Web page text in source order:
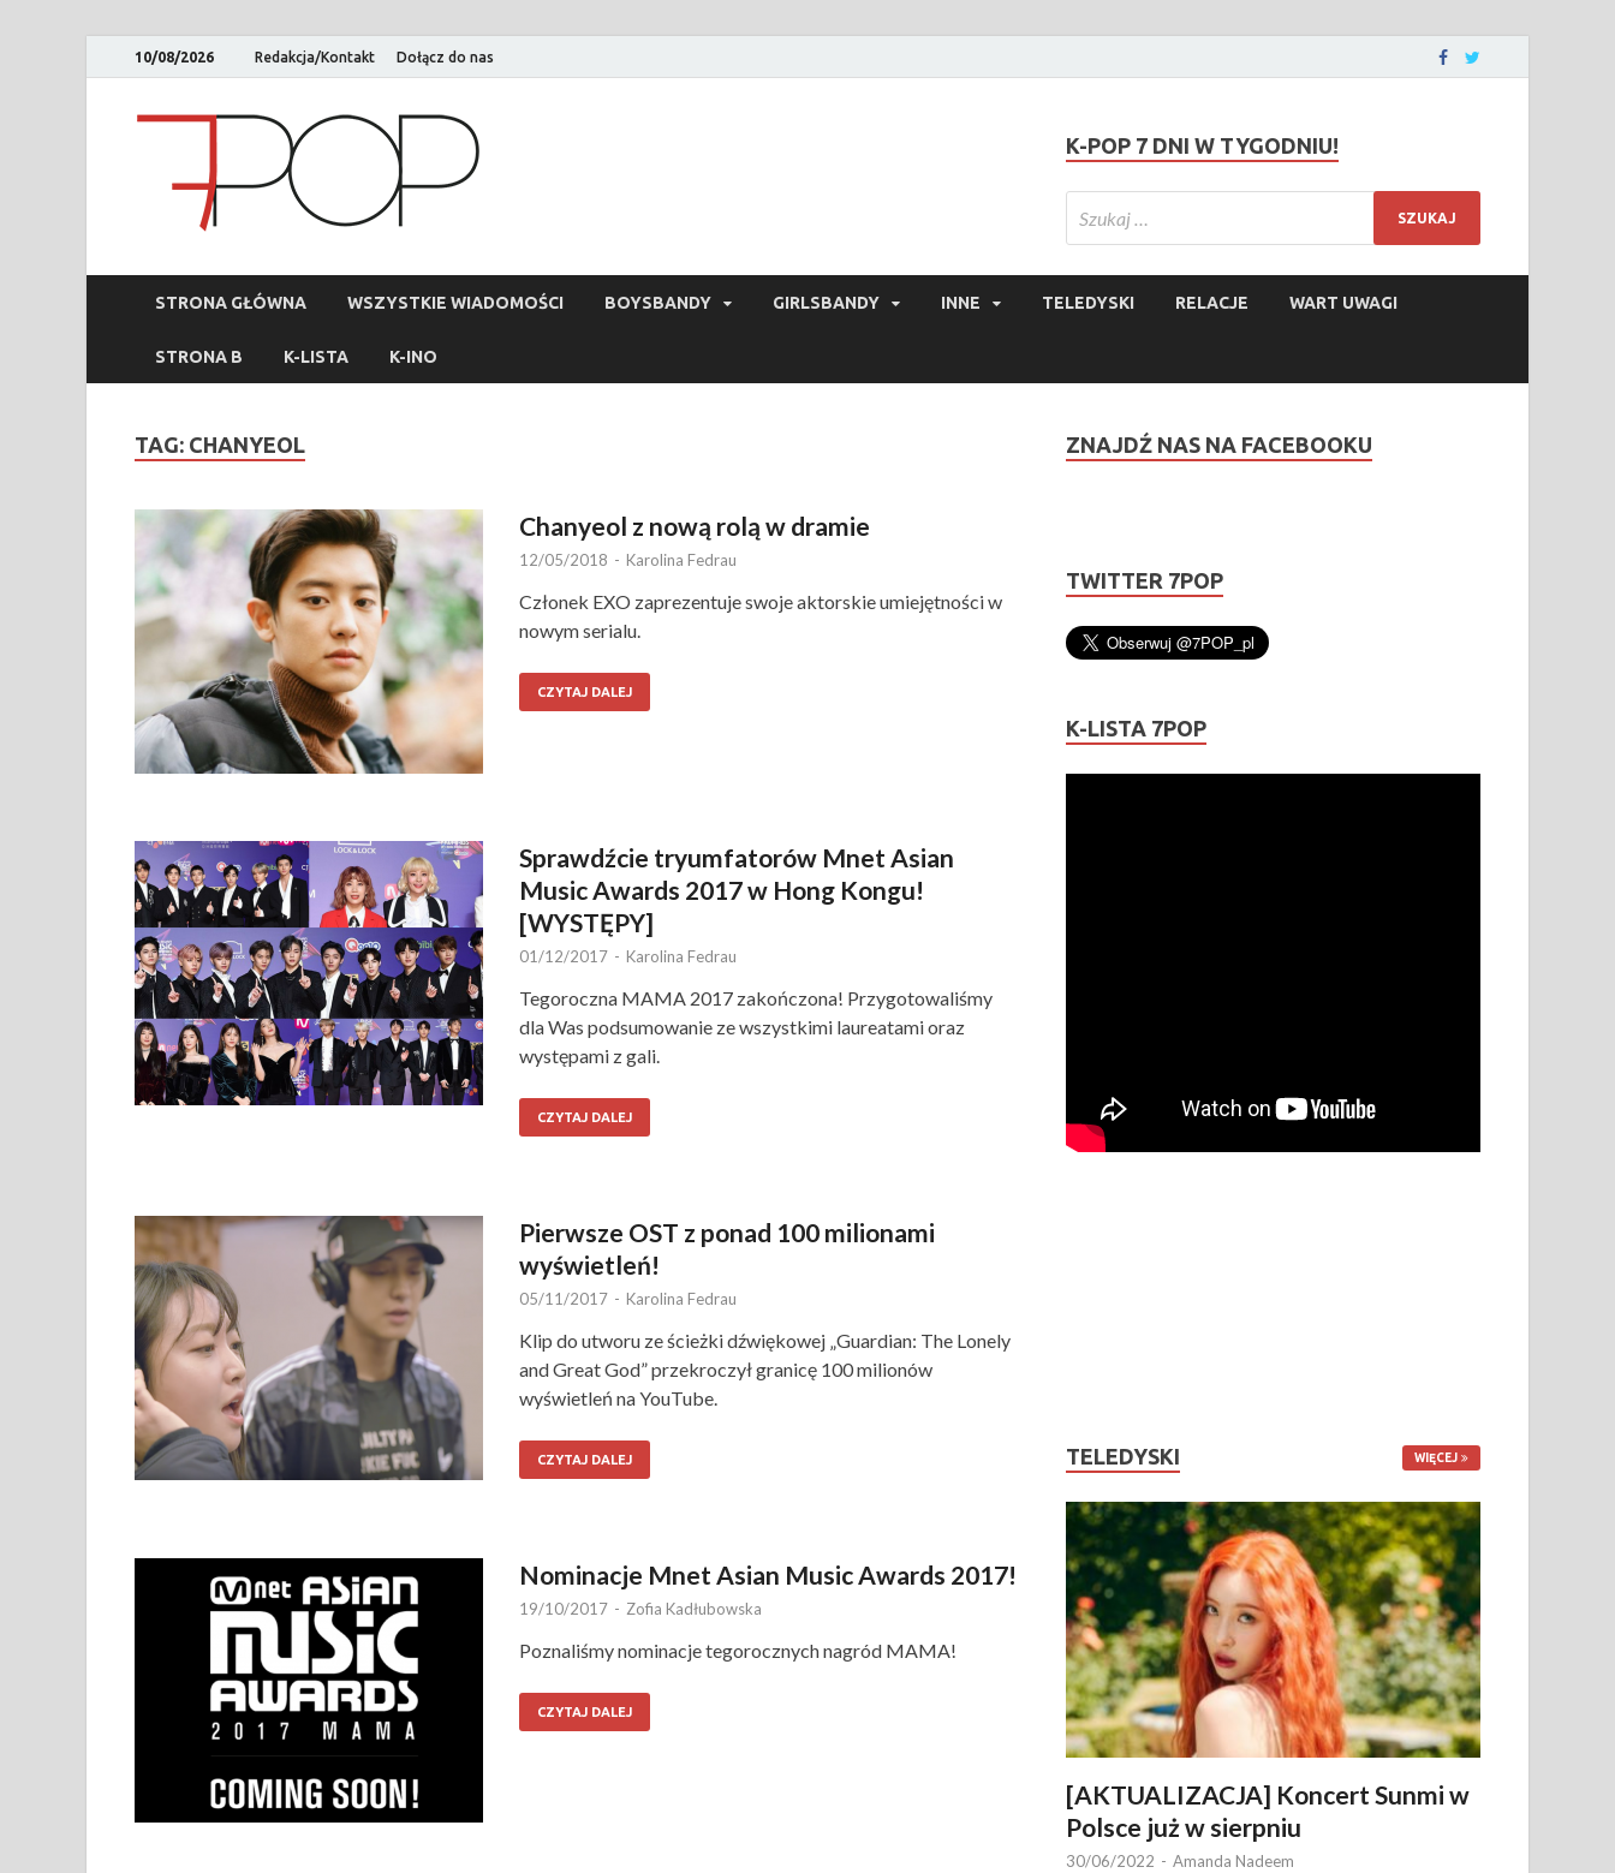
10/08/2026 Redakcja/Kontakt Dołącz do nas
K-POP 7 DNI W TYGODNIU!
STRONA GŁÓWNA WSZYSTKIE WIADOMOŚCI BOYSBANDY GIRLSBANDY INNE TELEDYSKI RELACJE WART UWAGI
STRONA B K-LISTA K-INO
TAG: CHANYEOL
Chanyeol z nową rolą w dramie
12/05/2018 - Karolina Fedrau
Członek EXO zaprezentuje swoje aktorskie umiejętności w
nowym serialu.
CZYTAJ DALEJ
Sprawdźcie tryumfatorów Mnet Asian
Music Awards 2017 w Hong Kongu!
[WYSTĘPY]
01/12/2017 - Karolina Fedrau
Tegoroczna MAMA 2017 zakończona! Przygotowaliśmy
dla Was podsumowanie ze wszystkimi laureatami oraz
występami z gali.
CZYTAJ DALEJ
Pierwsze OST z ponad 100 milionami
wyświetleń!
05/11/2017 - Karolina Fedrau
Klip do utworu ze ścieżki dźwiękowej „Guardian: The Lonely
and Great God” przekroczył granicę 100 milionów
wyświetleń na YouTube.
CZYTAJ DALEJ
Nominacje Mnet Asian Music Awards 2017!
19/10/2017 - Zofia Kadłubowska
Poznaliśmy nominacje tegorocznych nagród MAMA!
CZYTAJ DALEJ
ZNAJDŹ NAS NA FACEBOOKU
TWITTER 7POP
K-LISTA 7POP
TELEDYSKI WIĘCEJ
[AKTUALIZACJA] Koncert Sunmi w
Polsce już w sierpniu
30/06/2022 - Amanda Nadeem